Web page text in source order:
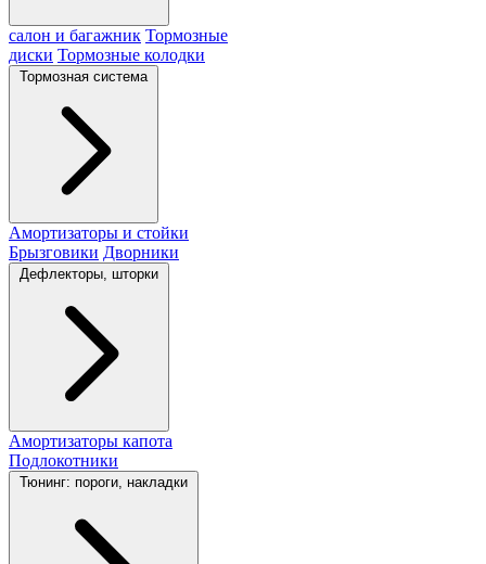
салон и багажник Тормозные
диски Тормозные колодки
Тормозная система
Амортизаторы и стойки
Брызговики Дворники
Дефлекторы, шторки
Амортизаторы капота
Подлокотники
Тюнинг: пороги, накладки